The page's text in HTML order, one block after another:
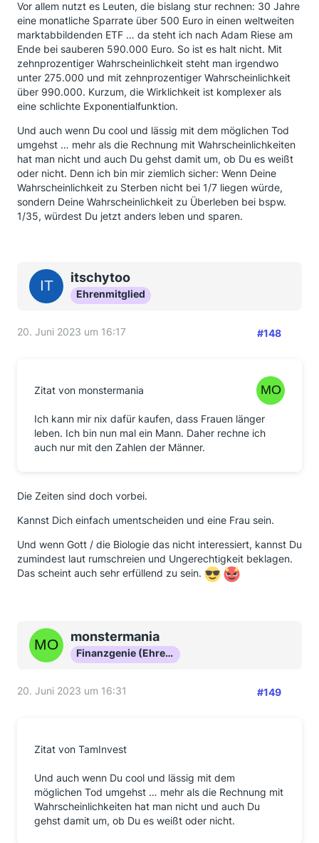
Vor allem nutzt es Leuten, die bislang stur rechnen: 30 Jahre
eine monatliche Sparrate über 500 Euro in einen weltweiten
marktabbildenden ETF … da steht ich nach Adam Riese am
Ende bei sauberen 590.000 Euro. So ist es halt nicht. Mit
zehnprozentiger Wahrscheinlichkeit steht man irgendwo
unter 275.000 und mit zehnprozentiger Wahrscheinlichkeit
über 990.000. Kurzum, die Wirklichkeit ist komplexer als
eine schlichte Exponentialfunktion.
Und auch wenn Du cool und lässig mit dem möglichen Tod
umgehst … mehr als die Rechnung mit Wahrscheinlichkeiten
hat man nicht und auch Du gehst damit um, ob Du es weißt
oder nicht. Denn ich bin mir ziemlich sicher: Wenn Deine
Wahrscheinlichkeit zu Sterben nicht bei 1/7 liegen würde,
sondern Deine Wahrscheinlichkeit zu Überleben bei bspw.
1/35, würdest Du jetzt anders leben und sparen.
itschytoo
Ehrenmitglied
20. Juni 2023 um 16:17 #148
Zitat von monstermania
Ich kann mir nix dafür kaufen, dass Frauen länger
leben. Ich bin nun mal ein Mann. Daher rechne ich
auch nur mit den Zahlen der Männer.
Die Zeiten sind doch vorbei.
Kannst Dich einfach umentscheiden und eine Frau sein.
Und wenn Gott / die Biologie das nicht interessiert, kannst Du
zumindest laut rumschreien und Ungerechtigkeit beklagen.
Das scheint auch sehr erfüllend zu sein.
monstermania
Finanzgenie (Ehrenmitglied)
20. Juni 2023 um 16:31 #149
Zitat von TamInvest
Und auch wenn Du cool und lässig mit dem
möglichen Tod umgehst … mehr als die Rechnung mit
Wahrscheinlichkeiten hat man nicht und auch Du
gehst damit um, ob Du es weißt oder nicht.